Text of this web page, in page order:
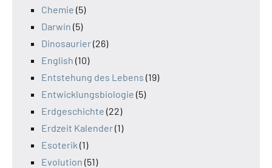
Chemie (5)
Darwin (5)
Dinosaurier(26)
English (10)
Entstehung des Lebens (19)
Entwicklungsbiologie (5)
Erdgeschichte (22)
Erdzeit Kalender(1)
Esoterik (1)
Evolution (51)